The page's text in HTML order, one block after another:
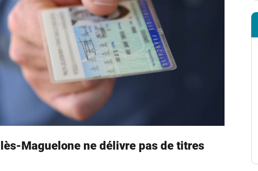
Maguelone ne délivre pas de titres